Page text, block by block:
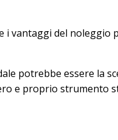
i vantaggi del
potrebbe essere la
e proprio strumento